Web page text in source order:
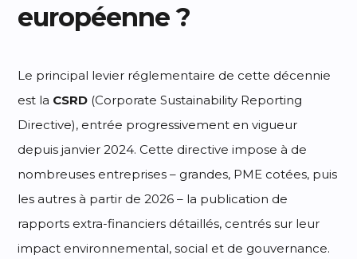
européenne ?
Le principal levier réglementaire de cette décennie
est la CSRD (Corporate Sustainability Reporting
Directive), entrée progressivement en vigueur
depuis janvier 2024. Cette directive impose à de
nombreuses entreprises – grandes, PME cotées, puis
les autres à partir de 2026 – la publication de
rapports extra-financiers détaillés, centrés sur leur
impact environnemental, social et de gouvernance.